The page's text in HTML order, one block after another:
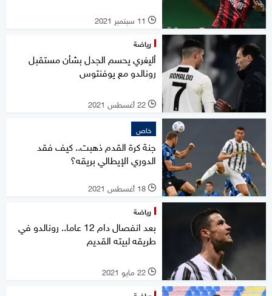
l 11 سبتمبر 2021
رياضة
أليغري يحسم الجدل بشأن مستقبل
رونالدو مع يوفنتوس
l 22 أغسطس 2021
خاص
جنة كرة القدم ذهبت.. كيف فقد
الدوري الإيطالي بريقه؟
l 18 أغسطس 2021
رياضة
بعد انفصال دام 12 عاما.. رونالدو في
طريقه لبيته القديم
l 22 مايو 2021